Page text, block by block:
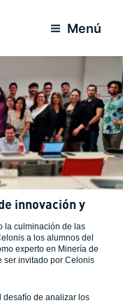
Menú
innovación y
la culminación de las
a los alumnos del
experto en Minería de
ser invitado por Celonis
desafío de analizar los